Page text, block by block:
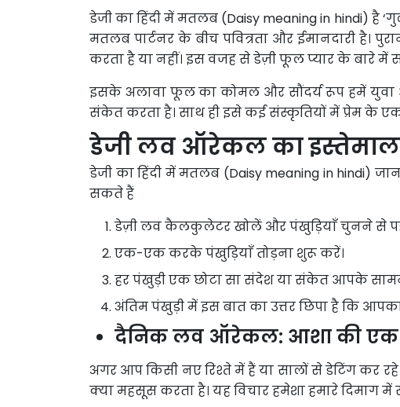
डेजी का हिंदी में मतलब (Daisy meaning in hindi) है
मतलब पार्टनर के बीच पवित्रता और ईमानदारी है।
करता है या नहीं। इस वजह से डेज़ी फूल प्यार के बारे
इसके अलावा फूल का कोमल और सौंदर्य रूप हमें युवा
संकेत करता है। साथ ही इसे कई संस्कृतियों में प्रेम के
डेजी लव ऑरेकल का
डेजी का हिंदी में मतलब (Daisy meaning in hindi)
सकते हैं
डेज़ी लव कैलकुलेटर खोलें और पंखुड़ियाँ चुनने से
एक-एक करके पंखुड़ियाँ तोड़ना शुरू करें।
हर पंखुड़ी एक छोटा सा संदेश या संकेत आपके
अंतिम पंखुड़ी में इस बात का उत्तर छिपा है कि
दैनिक लव ऑरेकल: आशा की एक
अगर आप किसी नए रिश्ते में हैं या सालों से डेटिंग कर
क्या महसूस करता है। यह विचार हमेशा हमारे दिमाग में